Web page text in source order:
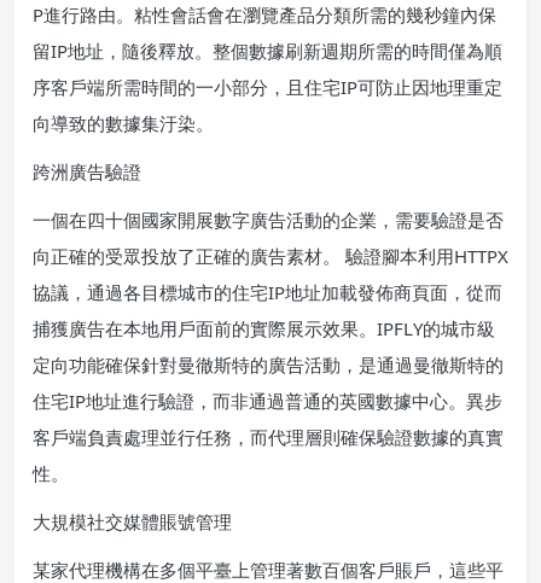
P進行路由。粘性會話會在瀏覽產品分類所需的幾秒鐘內保
留IP地址，隨後釋放。整個數據刷新週期所需的時間僅為順
序客戶端所需時間的一小部分，且住宅IP可防止因地理重定
向導致的數據集汙染。
跨洲廣告驗證
一個在四十個國家開展數字廣告活動的企業，需要驗證是否
向正確的受眾投放了正確的廣告素材。 驗證腳本利用HTTPX
協議，通過各目標城市的住宅IP地址加載發佈商頁面，從而
捕獲廣告在本地用戶面前的實際展示效果。IPFLY的城市級
定向功能確保針對曼徹斯特的廣告活動，是通過曼徹斯特的
住宅IP地址進行驗證，而非通過普通的英國數據中心。異步
客戶端負責處理並行任務，而代理層則確保驗證數據的真實
性。
大規模社交媒體賬號管理
某家代理機構在多個平臺上管理著數百個客戶賬戶，這些平